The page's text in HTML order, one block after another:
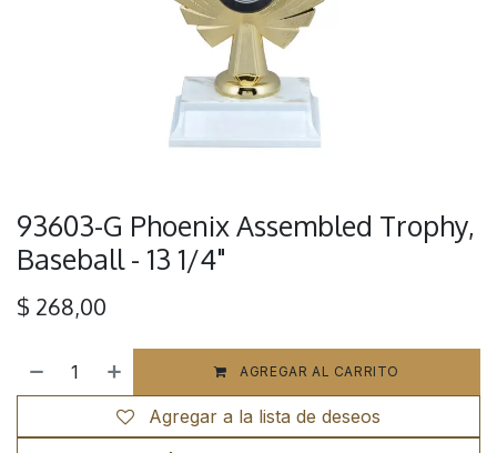
93603-G Phoenix Assembled Trophy,
Baseball - 13 1/4"
$ 268,00
AGREGAR AL CARRITO
Agregar a la lista de deseos